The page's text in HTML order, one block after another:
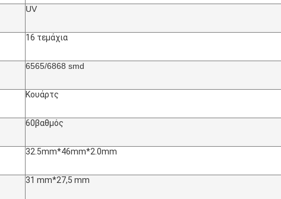
UV
16 τεμάχια
6565/6868 smd
Κουάρτς
60βαθμός
32.5mm*46mm*2.0mm
31 mm*27,5 mm